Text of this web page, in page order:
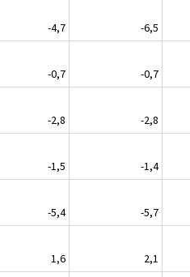
-4,7
-6,5
-0,7
-0,7
-2,8
-2,8
-1,5
-1,4
-5,4
-5,7
1,6
2,1